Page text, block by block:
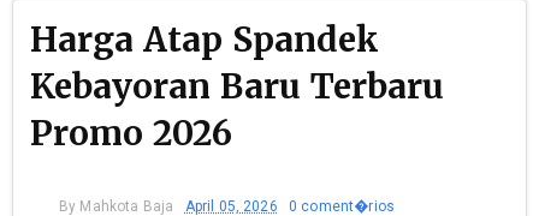
Harga Atap Spandek
Kebayoran Baru Terbaru
Promo 2026
By Mahkota Baja April 05, 2026 0 coment�rios